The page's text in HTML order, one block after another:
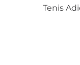
Tenis